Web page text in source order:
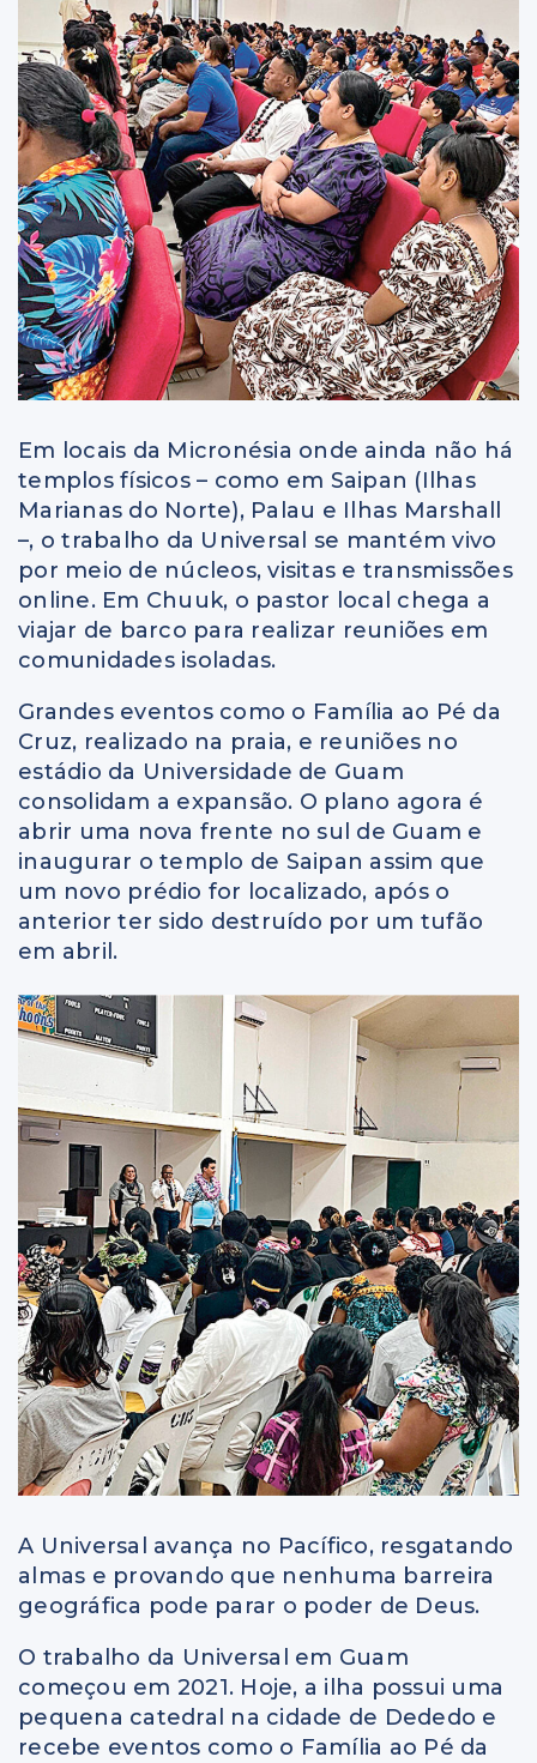
Em locais da Micronésia onde ainda não há
templos físicos – como em Saipan (Ilhas
Marianas do Norte), Palau e Ilhas Marshall
–, o trabalho da Universal se mantém vivo
por meio de núcleos, visitas e transmissões
online. Em Chuuk, o pastor local chega a
viajar de barco para realizar reuniões em
comunidades isoladas.
Grandes eventos como o Família ao Pé da
Cruz, realizado na praia, e reuniões no
estádio da Universidade de Guam
consolidam a expansão. O plano agora é
abrir uma nova frente no sul de Guam e
inaugurar o templo de Saipan assim que
um novo prédio for localizado, após o
anterior ter sido destruído por um tufão
em abril.
A Universal avança no Pacífico, resgatando
almas e provando que nenhuma barreira
geográfica pode parar o poder de Deus.
O trabalho da Universal em Guam
começou em 2021. Hoje, a ilha possui uma
pequena catedral na cidade de Dededo e
recebe eventos como o Família ao Pé da